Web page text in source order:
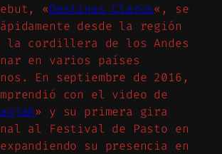
«Destinos Claros«, se
desde la región
la cordillera de los Andes
en varios países
En septiembre de 2016,
con el video de
» y su primera gira
al Festival de Pasto en
su presencia en